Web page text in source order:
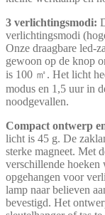
3 verlichtingsmodi:
verlichtingsmodi
Onze draagbare led-
gewoon op de knop
is 100 ㎡. Het licht
modus en 1,5 uur in
noodgevallen.
Compact ontwerp
licht is 45 g. De
sterke magneet. Met
verschillende hoeken
opgehangen voor
lamp naar believen
bevestigd. Het